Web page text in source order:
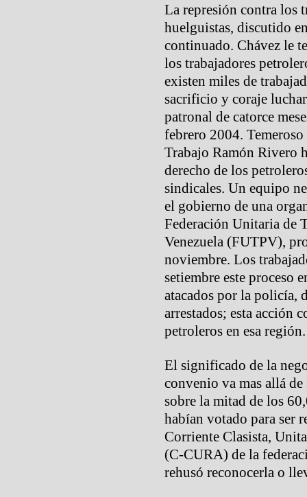
La represión contra los
huelguistas, discutido
continuado. Chávez le
los trabajadores
existen miles de
sacrificio y coraje
patronal de catorce
febrero 2004.
Trabajo Ramón Rivero
derecho de los
sindicales. Un equipo
el gobierno de una
Federación Unitaria de
Venezuela (FUTPV),
noviembre. Los
setiembre este proceso
atacados por la policía,
arrestados; esta acción
petroleros en esa región.
El significado de la
convenio va mas allá
sobre la mitad de los
habían votado para ser
Corriente Clasista,
(C-CURA) de la
rehusó reconocerla o